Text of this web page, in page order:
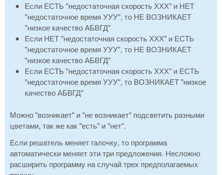
Если ЕСТЬ "недостаточная скорость ХХХ" и НЕТ
"недостаточное время УУУ", то НЕ ВОЗНИКАЕТ
"низкое качество АБВГД"
Если НЕТ "недостаточная скорость ХХХ" и ЕСТЬ
"недостаточное время УУУ", то НЕ ВОЗНИКАЕТ
"низкое качество АБВГД"
Если ЕСТЬ "недостаточная скорость ХХХ" и ЕСТЬ
"недостаточное время УУУ", то ВОЗНИКАЕТ "низкое
качество АБВГД"
Можно "возникает" и "не возникает" подсветить разными
цветами, так же как "есть" и "нет".
Если решатель меняет галочку, то программа
автоматически меняет эти три предложения. Несложно
расширить программу на случай трех предполагаемых